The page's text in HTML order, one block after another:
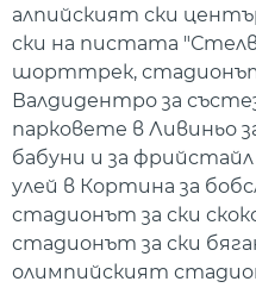
алпийският ски
ски на пистата
шорттрек,
Валдидентро за
парковете в Ливиньо
бабуни и за
улей в Кортина за
стадионът за ски
стадионът за ски
олимпийският